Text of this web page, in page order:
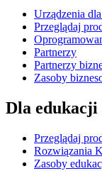
Urządzenia
Przeglądaj
Partnerzy
Partnerzy
Zasoby
Dla edukacji
Przeglądaj
Rozwiązania
Zasoby